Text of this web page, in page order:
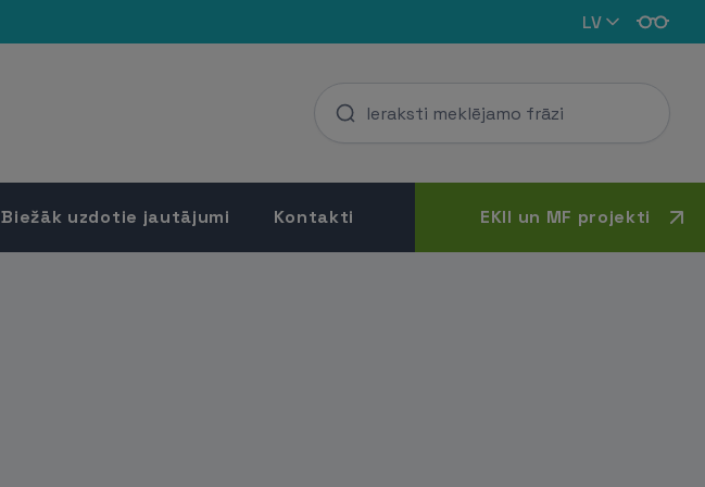
LV
Biežāk uzdotie jautājumi Kontakti EKII un MF projekti